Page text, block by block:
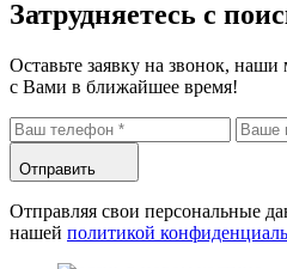
Затрудняетесь с
Оставьте заявку на звонок,
с Вами в ближайшее время!
Отправить
Отправляя свои персональные
нашей политикой